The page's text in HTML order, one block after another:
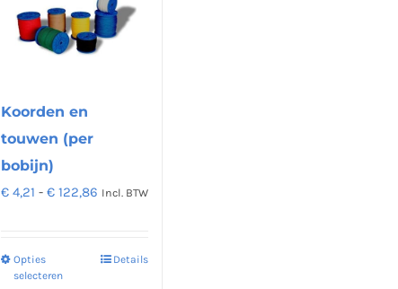
Koorden en
touwen (per
bobijn)
€ 4,21 - € 122,86 Prijsklasse:
€ 122,86
Incl. BTW
Opties
selecteren
Details